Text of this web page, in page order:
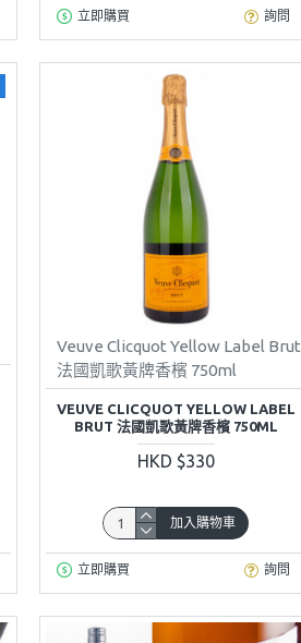
立即購買 詢問
Veuve Clicquot Yellow Label Brut
法國凱歌黃牌香檳 750ml
VEUVE CLICQUOT YELLOW LABEL
BRUT 法國凱歌黃牌香檳 750ML
HKD $330
加入購物車
立即購買 詢問